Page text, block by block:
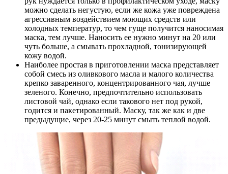
можно сделать негустую, если же кожа уже повреждена
агрессивным воздействием моющих средств или
холодных температур, то чем гуще получится наносимая
маска, тем лучше. Наносить ее нужно минут на 20 или
чуть больше, а смывать прохладной, тонизирующей
кожу водой.
Наиболее простая в приготовлении маска представляет
собой смесь из оливкового масла и малого количества
крепко заваренного, концентрированного чая, лучше
зеленого. Конечно, предпочтительно использовать
листовой чай, однако если такового нет под рукой,
годится и пакетированный. Маску, так же как и две
предыдущие, через 20-25 минут смыть теплой водой.